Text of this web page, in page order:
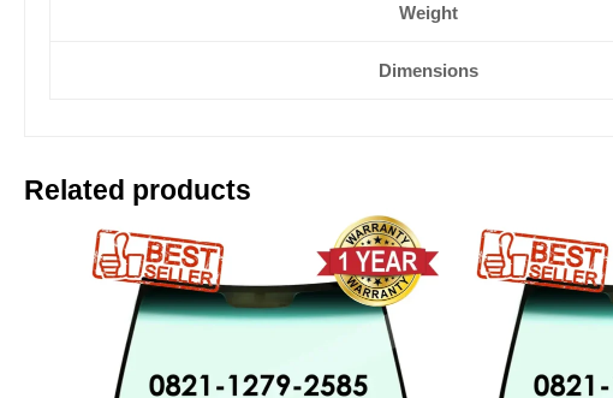
Weight
Dimensions
Related products